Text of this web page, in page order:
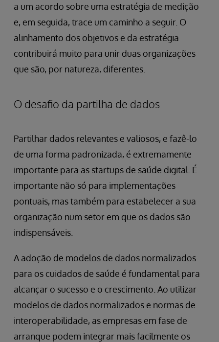
a um acordo sobre uma estratégia de medição
e, em seguida, trace um caminho a seguir. O
alinhamento dos objetivos e da estratégia
contribuirá muito para unir duas organizações
que são, por natureza, diferentes.
O desafio da partilha de dados
Partilhar dados relevantes e valiosos, e fazê-lo
de uma forma padronizada, é extremamente
importante para as startups de saúde digital. É
importante não só para implementações
pontuais, mas também para estabelecer a sua
organização num setor em que os dados são
indispensáveis.
A adoção de modelos de dados normalizados
para os cuidados de saúde é fundamental para
alcançar o sucesso e o crescimento. Ao utilizar
modelos de dados normalizados e normas de
interoperabilidade, as empresas em fase de
arranque podem integrar mais facilmente os